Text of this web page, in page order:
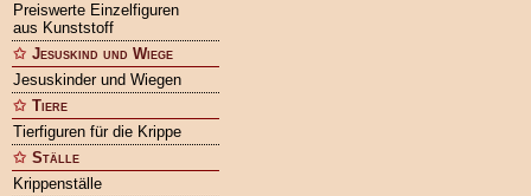
Preiswerte Einzelfiguren
aus Kunststoff
Jesuskind und Wiege
Jesuskinder und Wiegen
Tiere
Tierfiguren für die Krippe
Ställe
Krippenställe